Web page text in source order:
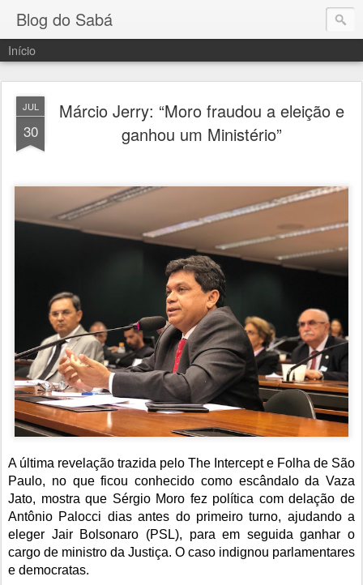
Blog do Sabá
Início
JUL
30
Márcio Jerry: “Moro fraudou a eleição e
ganhou um Ministério”
A última revelação trazida pelo The Intercept e Folha de São
Paulo, no que ficou conhecido como escândalo da Vaza
Jato, mostra que Sérgio Moro fez política com delação de
Antônio Palocci dias antes do primeiro turno, ajudando a
eleger Jair Bolsonaro (PSL), para em seguida ganhar o
cargo de ministro da Justiça. O caso indignou parlamentares
e democratas.